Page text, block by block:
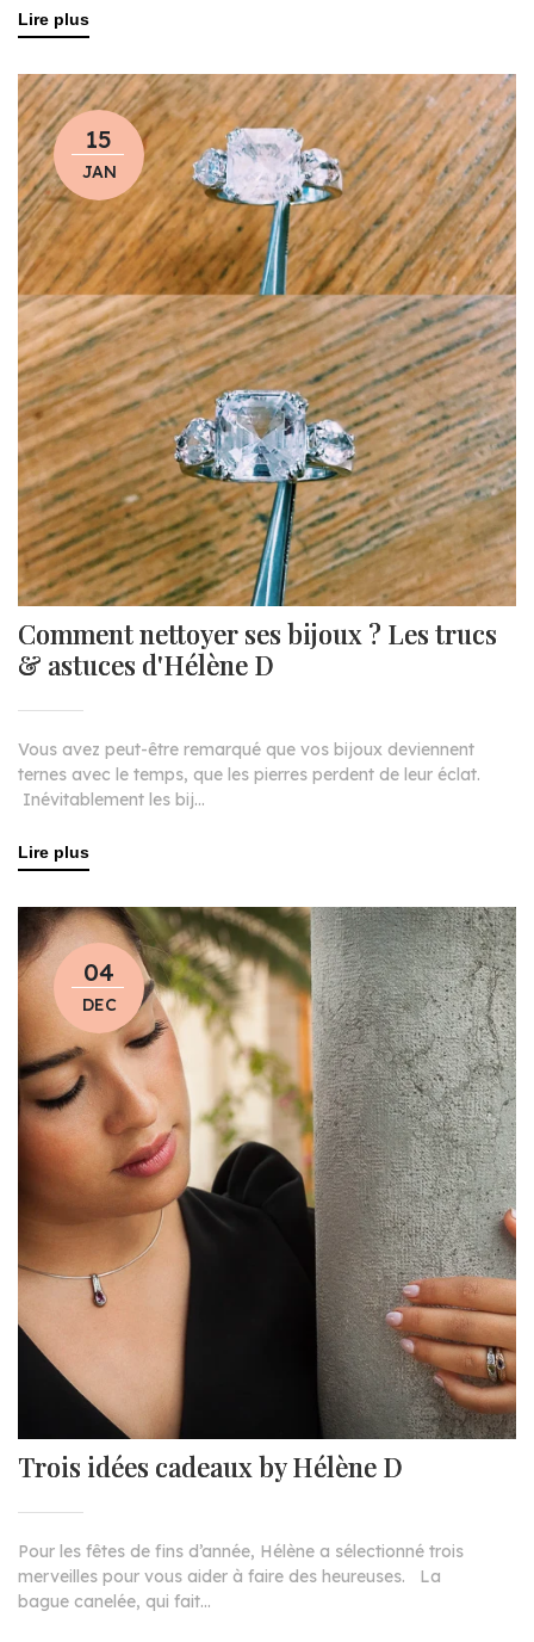
Lire plus
15
JAN
Comment nettoyer ses bijoux ? Les trucs
& astuces d'Hélène D
Vous avez peut-être remarqué que vos bijoux deviennent
ternes avec le temps, que les pierres perdent de leur éclat.
Inévitablement les bij...
Lire plus
04
DEC
Trois idées cadeaux by Hélène D
Pour les fêtes de fins d’année, Hélène a sélectionné trois
merveilles pour vous aider à faire des heureuses. La
bague canelée, qui fait...